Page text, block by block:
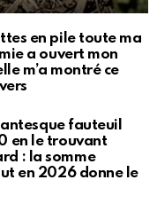
en pile toute ma
a ouvert mon
m’a montré ce
fauteuil
en le trouvant
: la somme
en 2026 donne le